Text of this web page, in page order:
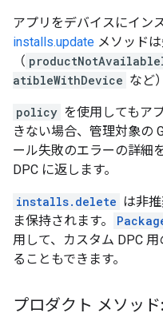
アプリをデバイスにイン
installs.update メソッド
（
atibleWithDevice など
policy を使用してもア
きない場合、管理対象の
ール失敗のエラーの詳細
DPC に返します。
installs.delete は非
ま保持されます。
用して、カスタム DPC
ることもできます。
プロダクト メソッ